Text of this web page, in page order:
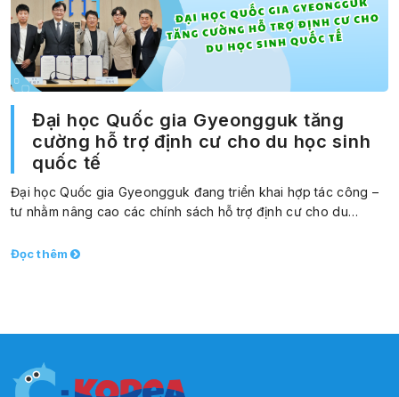
Đại học Quốc gia Gyeongguk tăng
cường hỗ trợ định cư cho du học sinh
quốc tế
Đại học Quốc gia Gyeongguk đang triển khai hợp tác công –
tư nhằm nâng cao các chính sách hỗ trợ định cư cho du…
Đọc thêm